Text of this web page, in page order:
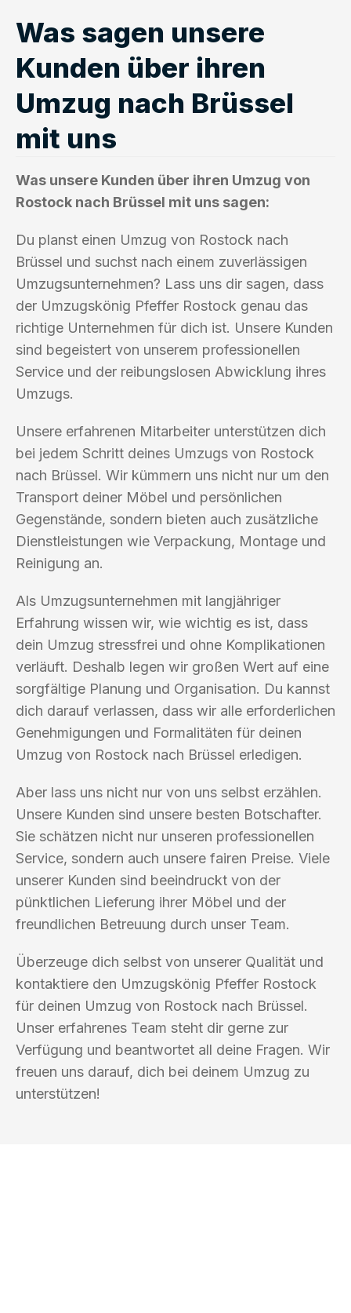
Was sagen unsere
Kunden über ihren
Umzug nach Brüssel
mit uns
Was unsere Kunden über ihren Umzug von
Rostock nach Brüssel mit uns sagen:
Du planst einen Umzug von Rostock nach
Brüssel und suchst nach einem zuverlässigen
Umzugsunternehmen? Lass uns dir sagen, dass
der Umzugskönig Pfeffer Rostock genau das
richtige Unternehmen für dich ist. Unsere Kunden
sind begeistert von unserem professionellen
Service und der reibungslosen Abwicklung ihres
Umzugs.
Unsere erfahrenen Mitarbeiter unterstützen dich
bei jedem Schritt deines Umzugs von Rostock
nach Brüssel. Wir kümmern uns nicht nur um den
Transport deiner Möbel und persönlichen
Gegenstände, sondern bieten auch zusätzliche
Dienstleistungen wie Verpackung, Montage und
Reinigung an.
Als Umzugsunternehmen mit langjähriger
Erfahrung wissen wir, wie wichtig es ist, dass
dein Umzug stressfrei und ohne Komplikationen
verläuft. Deshalb legen wir großen Wert auf eine
sorgfältige Planung und Organisation. Du kannst
dich darauf verlassen, dass wir alle erforderlichen
Genehmigungen und Formalitäten für deinen
Umzug von Rostock nach Brüssel erledigen.
Aber lass uns nicht nur von uns selbst erzählen.
Unsere Kunden sind unsere besten Botschafter.
Sie schätzen nicht nur unseren professionellen
Service, sondern auch unsere fairen Preise. Viele
unserer Kunden sind beeindruckt von der
pünktlichen Lieferung ihrer Möbel und der
freundlichen Betreuung durch unser Team.
Überzeuge dich selbst von unserer Qualität und
kontaktiere den Umzugskönig Pfeffer Rostock
für deinen Umzug von Rostock nach Brüssel.
Unser erfahrenes Team steht dir gerne zur
Verfügung und beantwortet all deine Fragen. Wir
freuen uns darauf, dich bei deinem Umzug zu
unterstützen!